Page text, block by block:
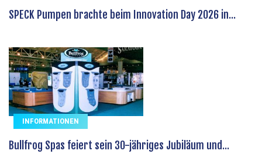
SPECK Pumpen brachte beim Innovation Day 2026 in...
INFORMATIONEN
Bullfrog Spas feiert sein 30-jähriges Jubiläum und...